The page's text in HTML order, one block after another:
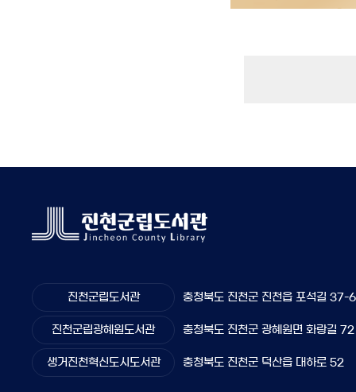
진천군립도서관 충청북도 진천군 진천읍 포석길 37-6
진천군립광혜원도서관 충청북도 진천군 광혜원면 화랑길 72
생거진천혁신도시도서관 충청북도 진천군 덕산읍 대하로 52